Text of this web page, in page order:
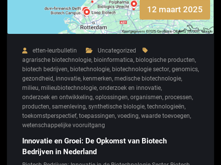
12 maart 2025
etten-leurbulletin
Uncategorized
agrarische biotechnologie, bioinformatica, biologische producten,
biotech bedrijven, biotechnologie, biotechnologie sector, genomics,
gezondheid, innovatie, kenmerken, medische biotechnologie,
milieu, milieubiotechnologie, onderzoek en innovatie,
onderzoek en ontwikkeling, oplossingen, organismen, processen,
producten, samenleving, synthetische biologie, technologieën,
toekomstperspectief, toepassingen, voeding, waarde toevoegen,
wetenschappelijke vooruitgang
Innovatie en Groei: De Opkomst van Biotech
Bedrijven in Nederland